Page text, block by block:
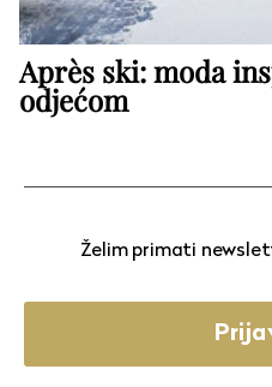
Après ski: moda
odjećom
Želim primati